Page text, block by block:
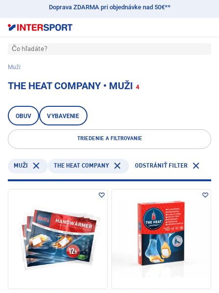
Doprava ZDARMA pri objednávke nad 50€**
Čo hľadáte?
Muži
THE HEAT COMPANY • MUŽI 4
OBUV VYBAVENIE
TRIEDENIE A FILTROVANIE
MUŽI THE HEAT COMPANY ODSTRÁNIŤ FILTER